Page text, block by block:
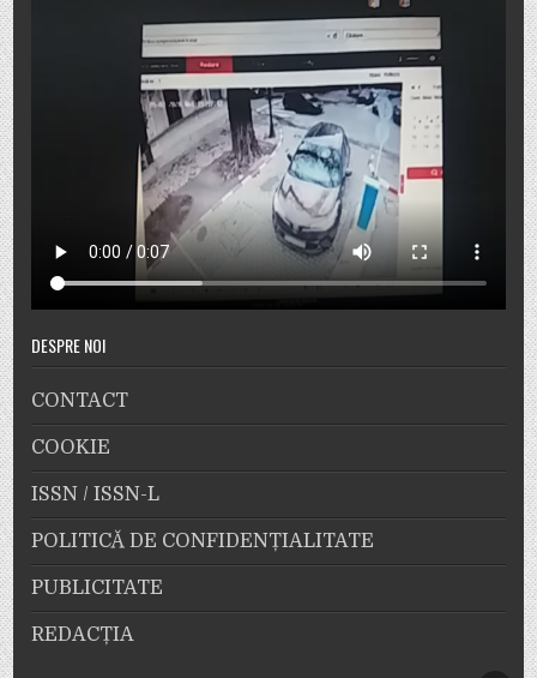
DESPRE NOI
CONTACT
COOKIE
ISSN / ISSN-L
POLITICĂ DE CONFIDENȚIALITATE
PUBLICITATE
REDACȚIA